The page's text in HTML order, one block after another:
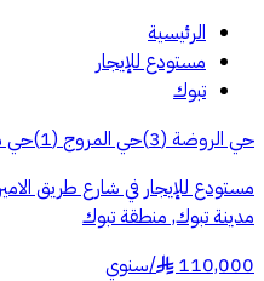
الرئيسية
مستودع للإيجار
تبوك
حي الروضة(
3
)حي المروج(
1
)حي
مستودع للإيجار في شارع طريق
مدينة تبوك, منطقة تبوك
110,000
§
/سنوي